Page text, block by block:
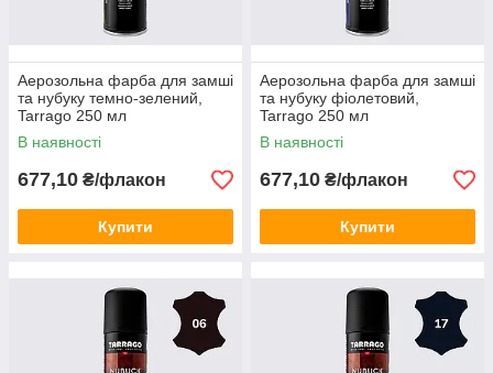
Аерозольна фарба для замші
та нубуку темно-зелений,
Tarrago 250 мл
В наявності
677,10 ₴/флакон
Купити
Аерозольна фарба для замші
та нубуку фіолетовий,
Tarrago 250 мл
В наявності
677,10 ₴/флакон
Купити